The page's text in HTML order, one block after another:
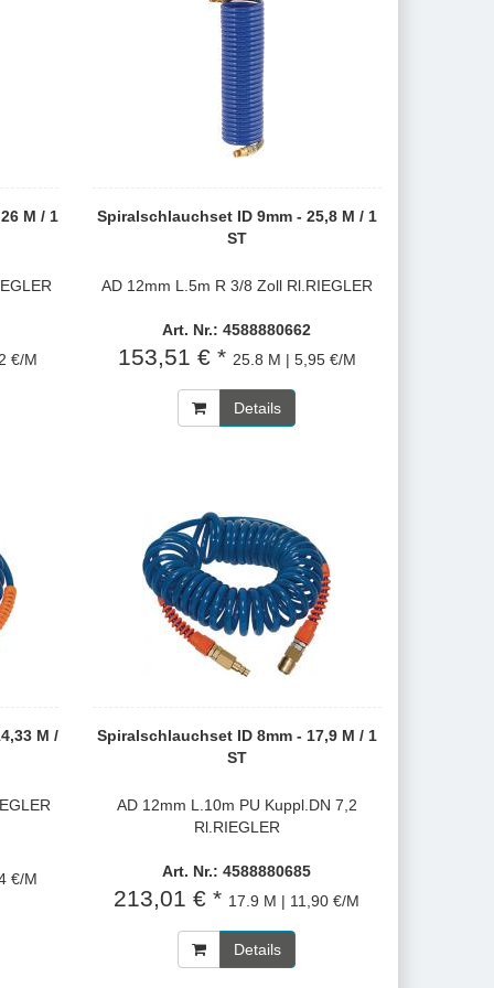
M / 1
€/M
Spiralschlauchset ID 9mm - 25,8 M / 1
ST
AD 12mm L.5m R 3/8 Zoll Rl.RIEGLER
Art. Nr.: 4588880662
153,51 € * 25.8 M | 5,95 €/M
Details
M /
€/M
Spiralschlauchset ID 8mm - 17,9 M / 1
ST
AD 12mm L.10m PU Kuppl.DN 7,2
Rl.RIEGLER
Art. Nr.: 4588880685
213,01 € * 17.9 M | 11,90 €/M
Details